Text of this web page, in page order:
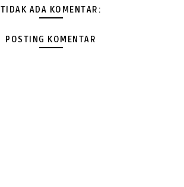
TIDAK ADA KOMENTAR:
POSTING KOMENTAR